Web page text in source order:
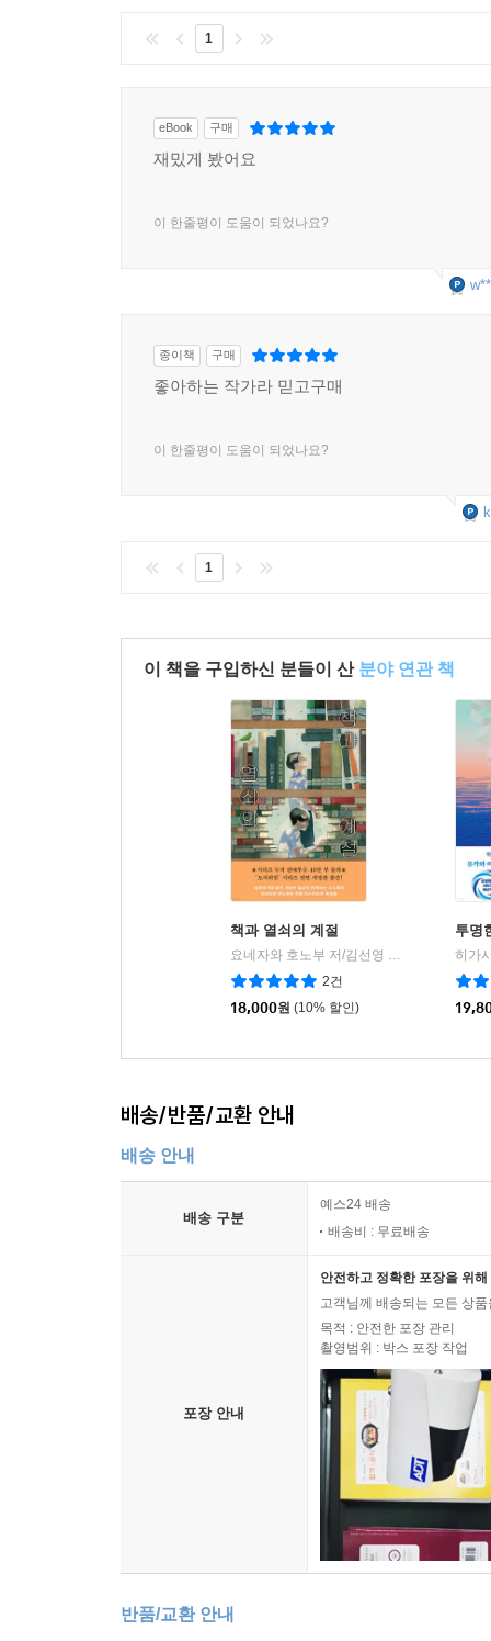
1
eBook 구매
재밌게 봤어요
이 한줄평이 도움이 되었나요?
종이책 구매
좋아하는 작가라 믿고구매
이 한줄평이 도움이 되었나요?
1
이 책을 구입하신 분들이 산 분야 연관 책
책과 열쇠의 계절
요네자와 호노부 저/김선영 역
엘릭시르
2건
18,000원 (10% 할인)
투명
배송/반품/교환 안내
배송 안내
배송 구분
예스24 배송
배송비 : 무료배송
포장 안내
안전하고 정확한 포장을 위
고객님께 배송되는 모든 상
목적 : 안전한 포장 관리
촬영범위 : 박스 포장 작업
반품/교환 안내